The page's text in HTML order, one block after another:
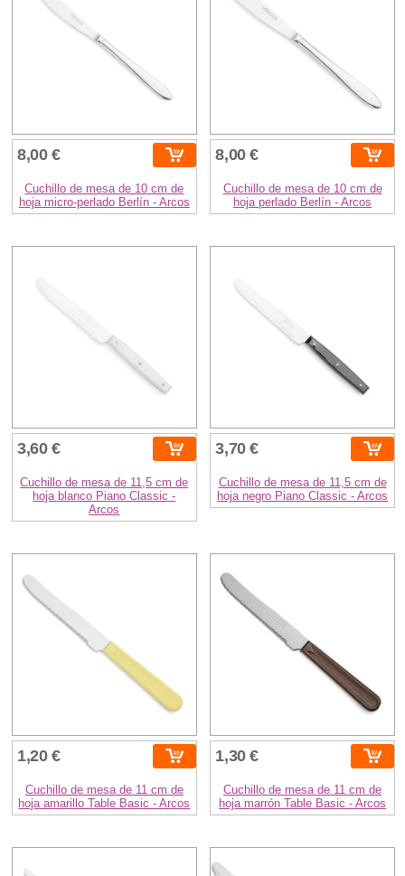
8,00 €
Cuchillo de mesa de 10 cm de
hoja micro-perlado Berlín - Arcos
8,00 €
Cuchillo de mesa de 10 cm de
hoja perlado Berlín - Arcos
3,60 €
Cuchillo de mesa de 11,5 cm de
hoja blanco Piano Classic -
Arcos
3,70 €
Cuchillo de mesa de 11,5 cm de
hoja negro Piano Classic - Arcos
1,20 €
Cuchillo de mesa de 11 cm de
hoja amarillo Table Basic - Arcos
1,30 €
Cuchillo de mesa de 11 cm de
hoja marrón Table Basic - Arcos